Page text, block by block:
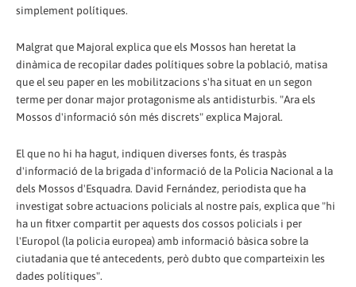
simplement polítiques.
Malgrat que Majoral explica que els Mossos han heretat la
dinàmica de recopilar dades polítiques sobre la població, matisa
que el seu paper en les mobilitzacions s'ha situat en un segon
terme per donar major protagonisme als antidisturbis. "Ara els
Mossos d'informació són més discrets" explica Majoral.
El que no hi ha hagut, indiquen diverses fonts, és traspàs
d'informació de la brigada d'informació de la Policia Nacional a la
dels Mossos d'Esquadra. David Fernández, periodista que ha
investigat sobre actuacions policials al nostre país, explica que "hi
ha un fitxer compartit per aquests dos cossos policials i per
l'Europol (la policia europea) amb informació bàsica sobre la
ciutadania que té antecedents, però dubto que comparteixin les
dades polítiques".